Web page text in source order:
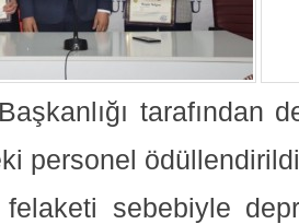
tarafından
personel
felaketi sebebiyle